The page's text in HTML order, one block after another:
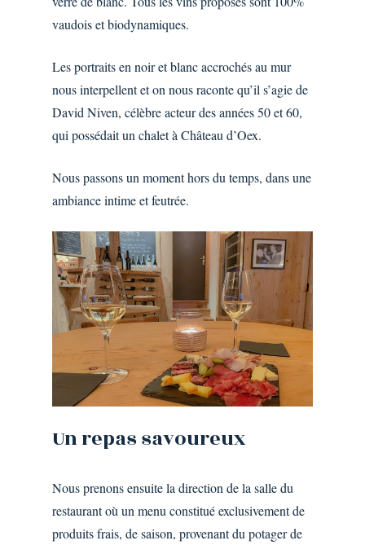
vaudois et biodynamiques.
Les portraits en noir et blanc accrochés au mur
nous interpellent et on nous raconte qu’il s’agie de
David Niven, célèbre acteur des années 50 et 60,
qui possédait un chalet à Château d’Oex.
Nous passons un moment hors du temps, dans une
ambiance intime et feutrée.
Unrepassavoureux
Nous prenons ensuite la direction de la salle du
restaurant où un menu constitué exclusivement de
produits frais, de saison, provenant du potager de